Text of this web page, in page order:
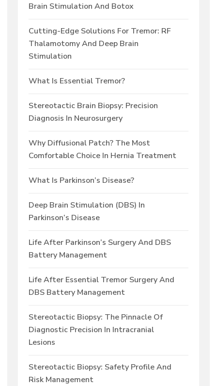
Brain Stimulation And Botox
Cutting-Edge Solutions For Tremor: RF
Thalamotomy And Deep Brain
Stimulation
What Is Essential Tremor?
Stereotactic Brain Biopsy: Precision
Diagnosis In Neurosurgery
Why Diffusional Patch? The Most
Comfortable Choice In Hernia Treatment
What Is Parkinson’s Disease?
Deep Brain Stimulation (DBS) In
Parkinson’s Disease
Life After Parkinson’s Surgery And DBS
Battery Management
Life After Essential Tremor Surgery And
DBS Battery Management
Stereotactic Biopsy: The Pinnacle Of
Diagnostic Precision In Intracranial
Lesions
Stereotactic Biopsy: Safety Profile And
Risk Management